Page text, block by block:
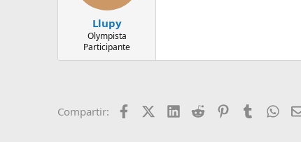
Llupy
Olympista
Participante
Compartir: FacebookX (Twitter)
LinkedIn
Reddit PinterestTumblr